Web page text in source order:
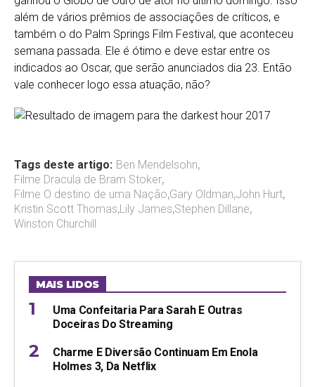
além de vários prêmios de associações de críticos, e
também o do Palm Springs Film Festival, que aconteceu
semana passada. Ele é ótimo e deve estar entre os
indicados ao Oscar, que serão anunciados dia 23. Então
vale conhecer logo essa atuação, não?
Tags deste artigo: Ben Mendelsohn,
Filme Dracula de Bram Stoker,
Filme O destino de uma Nação,Gary Oldman,John Hurt,
Kristin Scott Thomas,Lily James,Stephen Dillane,
Winston Churchill
MAIS LIDOS
Uma Confeitaria Para Sarah E Outras
Doceiras Do Streaming
Charme E Diversão Continuam Em Enola
Holmes 3, Da Netflix